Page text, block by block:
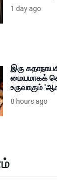
1 day ago
இரு
மையமாகக்
உருவாகும்
8 hours ago